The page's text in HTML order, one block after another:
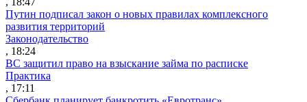
Путин подписал закон о новых правилах комплексного
развития территорий
Законодательство
, 18:24
ВС защитил право на взыскание займа по расписке
Практика
, 17:11